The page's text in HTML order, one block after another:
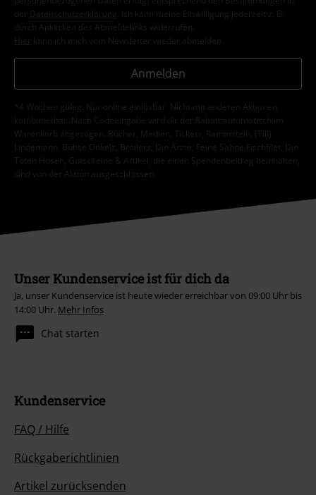
der
Datenschutzerklärung
. Ich kann meine Einwilligung jederzeit z. B.
durch Anklicken des Abmeldelinks widerrufen.
Hier kann ich mich vom Newsletter wieder abmelden.
Anmelden
*4 Wochen gültig. Nur online einlösbar. Nicht mit anderen Aktionen
kombinierbar. Nach Codeeingabe wird dir der Rabatt automatisch im
Warenkorb abgezogen. Bücher, Medien, Tickets, Rammstein, (Till)
Lindemann, Böhse Onkelz, Broilers, Die Ärzte, Feine Sahne Fischfilet, Die
Toten Hosen, Gutscheine & Artikel, die einen Spendenbeitrag beinhalten,
sind von der Aktion ausgeschlossen.
Unser Kundenservice ist für dich da
Ja, unser Kundenservice ist heute wieder erreichbar von 09:00 Uhr bis
14:00 Uhr. Mehr Infos
Chat starten
Kundenservice
FAQ / Hilfe
Rückgaberichtlinien
Artikel zurücksenden